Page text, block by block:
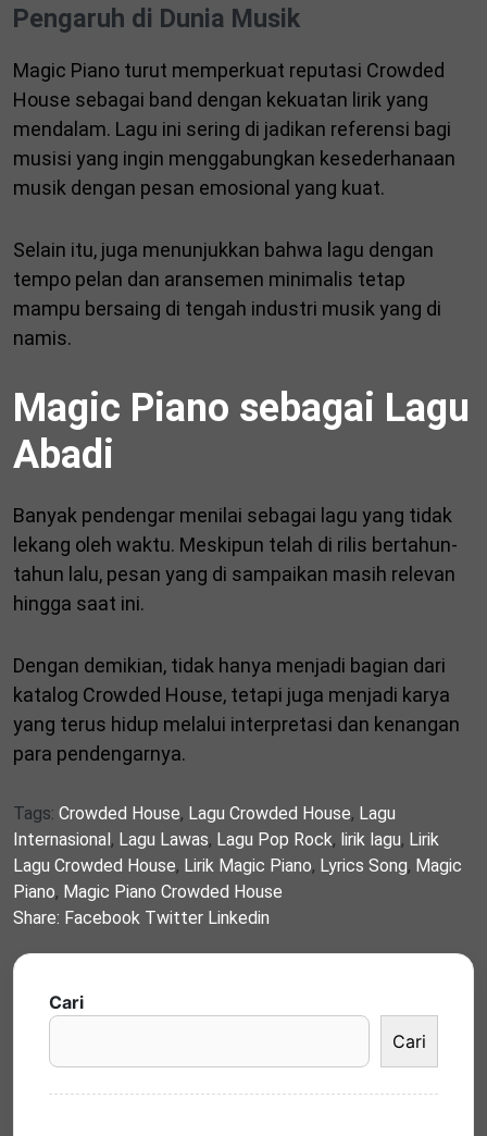
Pengaruh di Dunia Musik
Magic Piano turut memperkuat reputasi Crowded
House sebagai band dengan kekuatan lirik yang
mendalam. Lagu ini sering di jadikan referensi bagi
musisi yang ingin menggabungkan kesederhanaan
musik dengan pesan emosional yang kuat.
Selain itu, juga menunjukkan bahwa lagu dengan
tempo pelan dan aransemen minimalis tetap
mampu bersaing di tengah industri musik yang di
namis.
Magic Piano sebagai Lagu
Abadi
Banyak pendengar menilai sebagai lagu yang tidak
lekang oleh waktu. Meskipun telah di rilis bertahun-
tahun lalu, pesan yang di sampaikan masih relevan
hingga saat ini.
Dengan demikian, tidak hanya menjadi bagian dari
katalog Crowded House, tetapi juga menjadi karya
yang terus hidup melalui interpretasi dan kenangan
para pendengarnya.
Tags: Crowded House, Lagu Crowded House, Lagu
Internasional, Lagu Lawas, Lagu Pop Rock, lirik lagu, Lirik
Lagu Crowded House, Lirik Magic Piano, Lyrics Song, Magic
Piano, Magic Piano Crowded House
Share: Facebook Twitter Linkedin
Cari
Cari